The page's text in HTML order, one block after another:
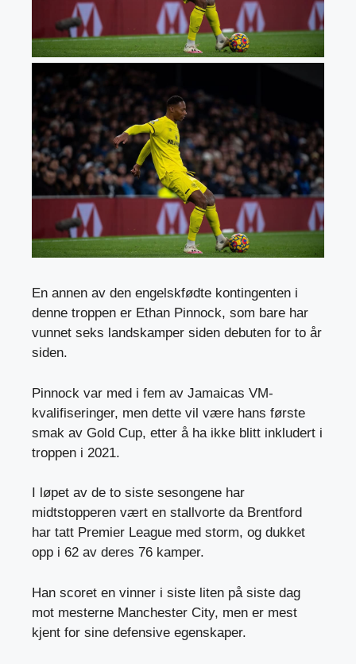
En annen av den engelskfødte kontingenten i
denne troppen er Ethan Pinnock, som bare har
vunnet seks landskamper siden debuten for to år
siden.
Pinnock var med i fem av Jamaicas VM-
kvalifiseringer, men dette vil være hans første
smak av Gold Cup, etter å ha ikke blitt inkludert i
troppen i 2021.
I løpet av de to siste sesongene har
midtstopperen vært en stallvorte da Brentford
har tatt Premier League med storm, og dukket
opp i 62 av deres 76 kamper.
Han scoret en vinner i siste liten på siste dag
mot mesterne Manchester City, men er mest
kjent for sine defensive egenskaper.